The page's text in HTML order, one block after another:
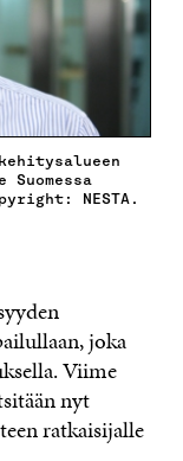
NESTA.
joka
Viime
nyt
ratkaisijalle